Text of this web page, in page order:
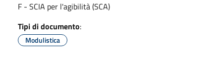
F - SCIA per l'agibilità (SCA)
Tipi di documento:
Modulistica